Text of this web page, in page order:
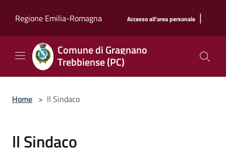
Regione Emilia-Romagna
Accesso all'area personale |
Comune di Gragnano
Trebbiense (PC)
Home > ll Sindaco
ll Sindaco